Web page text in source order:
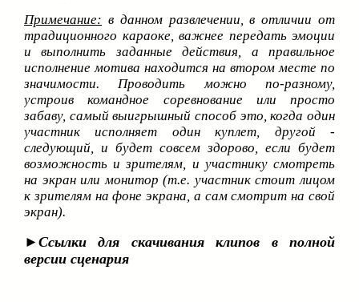
Примечание: в данном развлечении, в отличии от
традиционного караоке, важнее передать эмоции
и выполнить заданные действия, а правильное
исполнение мотива находится на втором месте по
значимости. Проводить можно по-разному,
устроив командное соревнование или просто
забаву, самый выигрышный способ это, когда один
участник исполняет один куплет, другой -
следующий, и будет совсем здорово, если будет
возможность и зрителям, и участнику смотреть
на экран или монитор (т.е. участник стоит лицом
к зрителям на фоне экрана, а сам смотрит на свой
экран).
►Ссылки для скачивания клипов в полной
версии сценария